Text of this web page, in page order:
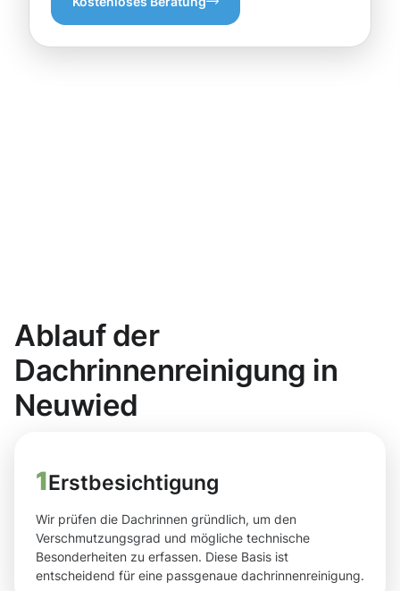
Ablauf der
Dachrinnenreinigung in
Neuwied
1Erstbesichtigung
Wir prüfen die Dachrinnen gründlich, um den
Verschmutzungsgrad und mögliche technische
Besonderheiten zu erfassen. Diese Basis ist
entscheidend für eine passgenaue dachrinnenreinigung.